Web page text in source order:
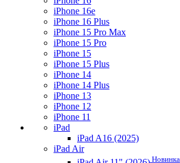
iPhone 16e
iPhone 16 Plus
iPhone 15 Pro Max
iPhone 15 Pro
iPhone 15
iPhone 15 Plus
iPhone 14
iPhone 14 Plus
iPhone 13
iPhone 12
iPhone 11
iPad
iPad A16 (2025)
iPad Air
Новинка